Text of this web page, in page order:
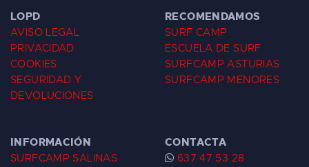
LOPD
AVISO LEGAL
PRIVACIDAD
COOKIES
SEGURIDAD Y
DEVOLUCIONES
RECOMENDAMOS
SURF CAMP
ESCUELA DE SURF
SURFCAMP ASTURIAS
SURFCAMP MENORES
INFORMACIÓN
SURFCAMP SALINAS
CONTACTA
637 47 53 28